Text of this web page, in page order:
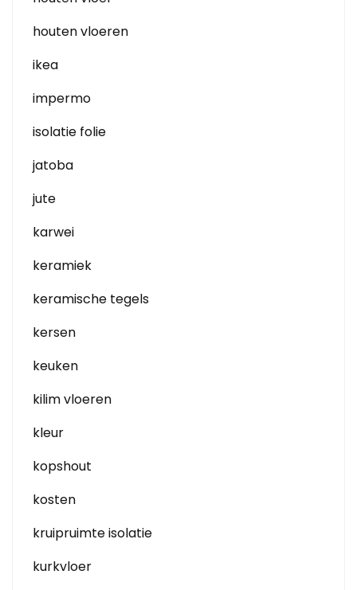
houten vloeren
ikea
impermo
isolatie folie
jatoba
jute
karwei
keramiek
keramische tegels
kersen
keuken
kilim vloeren
kleur
kopshout
kosten
kruipruimte isolatie
kurkvloer